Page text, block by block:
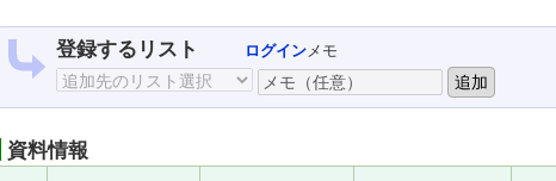
登録するリスト ログインメモ
資料情報